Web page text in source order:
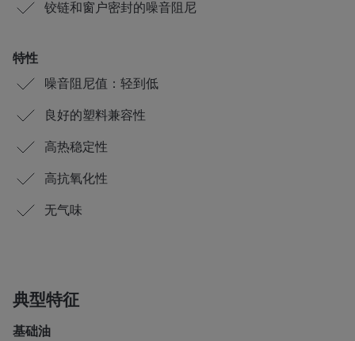
铰链和窗户密封的噪音阻尼
特性
噪音阻尼值：轻到低
良好的塑料兼容性
高热稳定性
高抗氧化性
无气味
典型特征
基础油